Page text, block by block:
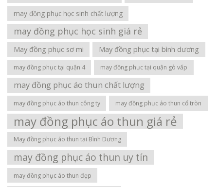
may đồng phục học sinh chất lượng
may đồng phục học sinh giá rẻ
May đồng phục sơ mi May đồng phục tại bình dương
may đồng phục tại quận 4 may đồng phục tại quận gò vấp
may đồng phục áo thun chất lượng
may đồng phục áo thun công ty may đồng phục áo thun cổ tròn
may đồng phục áo thun giá rẻ
May đồng phục áo thun tại Bình Dương
may đồng phục áo thun uy tín
may đồng phục áo thun đẹp